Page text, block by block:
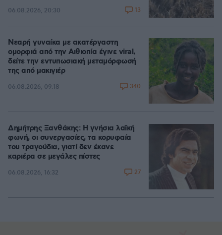
06.08.2026, 20:30 13
Νεαρή γυναίκα με ακατέργαστη
ομορφιά από την Αιθιοπία έγινε viral,
δείτε την εντυπωσιακή μεταμόρφωσή
της από μακιγιέρ
06.08.2026, 09:18 340
Δημήτρης Ξανθάκης: Η γνήσια λαϊκή
φωνή, οι συνεργασίες, τα κορυφαία
του τραγούδια, γιατί δεν έκανε
καριέρα σε μεγάλες πίστες
06.08.2026, 16:32 27